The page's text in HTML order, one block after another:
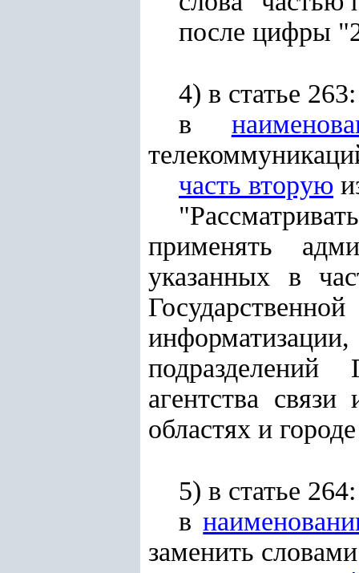
после цифры
4) в статье 263:
в
часть вторую
применять
указанных в
подразделений
агентства
областях и
5) в статье 264:
в
заменить